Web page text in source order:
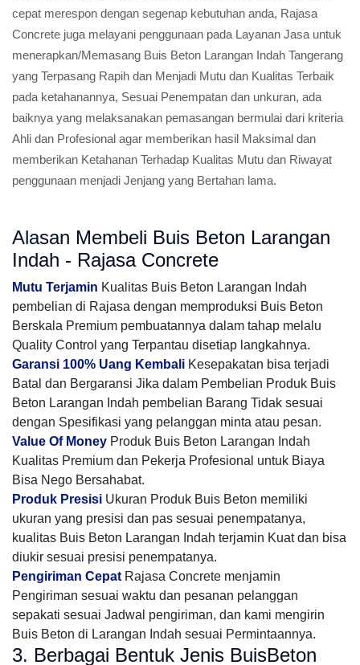
cepat merespon dengan segenap kebutuhan anda, Rajasa
Concrete juga melayani penggunaan pada Layanan Jasa untuk
menerapkan/Memasang Buis Beton Larangan Indah Tangerang
yang Terpasang Rapih dan Menjadi Mutu dan Kualitas Terbaik
pada ketahanannya, Sesuai Penempatan dan unkuran, ada
baiknya yang melaksanakan pemasangan bermulai dari kriteria
Ahli dan Profesional agar memberikan hasil Maksimal dan
memberikan Ketahanan Terhadap Kualitas Mutu dan Riwayat
penggunaan menjadi Jenjang yang Bertahan lama.
Alasan Membeli Buis Beton Larangan
Indah - Rajasa Concrete
Mutu Terjamin Kualitas Buis Beton Larangan Indah
pembelian di Rajasa dengan memproduksi Buis Beton
Berskala Premium pembuatannya dalam tahap melalu
Quality Control yang Terpantau disetiap langkahnya.
Garansi 100% Uang Kembali Kesepakatan bisa terjadi
Batal dan Bergaransi Jika dalam Pembelian Produk Buis
Beton Larangan Indah pembelian Barang Tidak sesuai
dengan Spesifikasi yang pelanggan minta atau pesan.
Value Of Money Produk Buis Beton Larangan Indah
Kualitas Premium dan Pekerja Profesional untuk Biaya
Bisa Nego Bersahabat.
Produk Presisi Ukuran Produk Buis Beton memiliki
ukuran yang presisi dan pas sesuai penempatanya,
kualitas Buis Beton Larangan Indah terjamin Kuat dan bisa
diukir sesuai presisi penempatanya.
Pengiriman Cepat Rajasa Concrete menjamin
Pengiriman sesuai waktu dan pesanan pelanggan
sepakati sesuai Jadwal pengiriman, dan kami mengirin
Buis Beton di Larangan Indah sesuai Permintaannya.
3. Berbagai Bentuk Jenis BuisBeton